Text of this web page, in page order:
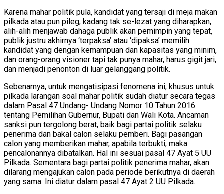
Karena mahar politik pula, kandidat yang tersaji di meja makan
pilkada atau pun pileg, kadang tak se-lezat yang diharapkan,
alih-alih menjawab dahaga publik akan pemimpin yang tepat,
publik justru akhirnya ‘terpaksa’ atau ‘dipaksa’ memilih
kandidat yang dengan kemampuan dan kapasitas yang minim,
dan orang-orang visioner tapi tak punya mahar, harus gigit jari,
dan menjadi penonton di luar gelanggang politik.
Sebenarnya, untuk mengatisipasi fenomena ini, khusus untuk
pilkada larangan soal mahar politik sudah diatur secara tegas
dalam Pasal 47 Undang- Undang Nomor 10 Tahun 2016
tentang Pemilihan Gubernur, Bupati dan Wali Kota. Ancaman
sanksi pun tergolong berat, baik bagi partai politik selaku
penerima dan bakal calon selaku pemberi. Bagi pasangan
calon yang memberikan mahar, apabila terbukti, maka
pencalonannya dibatalkan. Hal ini sesuai pasal 47 Ayat 5 UU
Pilkada. Sementara bagi partai politik penerima mahar, akan
dilarang mengajukan calon pada periode berikutnya di daerah
yang sama. Ini diatur dalam pasal 47 Ayat 2 UU Pilkada.